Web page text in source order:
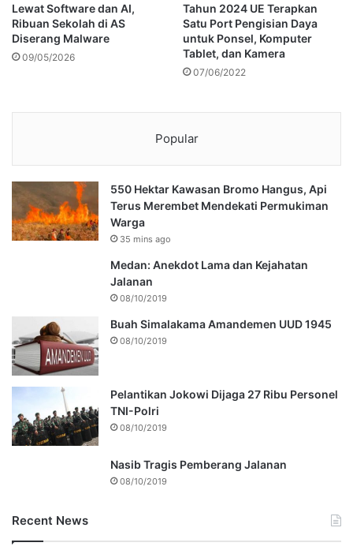
Lewat Software dan AI,
Ribuan Sekolah di AS
Diserang Malware
09/05/2026
Tahun 2024 UE Terapkan
Satu Port Pengisian Daya
untuk Ponsel, Komputer
Tablet, dan Kamera
07/06/2022
Popular
550 Hektar Kawasan Bromo Hangus, Api
Terus Merembet Mendekati Permukiman
Warga
35 mins ago
Medan: Anekdot Lama dan Kejahatan
Jalanan
08/10/2019
Buah Simalakama Amandemen UUD 1945
08/10/2019
Pelantikan Jokowi Dijaga 27 Ribu Personel
TNI-Polri
08/10/2019
Nasib Tragis Pemberang Jalanan
08/10/2019
Recent News